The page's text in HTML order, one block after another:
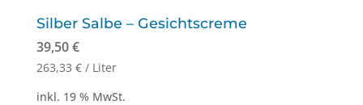
Silber Salbe – Gesichtscreme
39,50€
263,33 €/ Liter
inkl. 19 % MwSt.